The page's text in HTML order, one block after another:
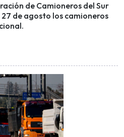
de Camioneros del Sur
de agosto los camioneros